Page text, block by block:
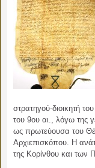
στρατηγού-διοικητή
του 9ου αι., λόγω της
ως πρωτεύουσα του
Αρχιεπισκόπου. Η
της Κορίνθου και των